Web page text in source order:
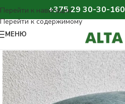
+375 29 30-30-160
МЕНЮ